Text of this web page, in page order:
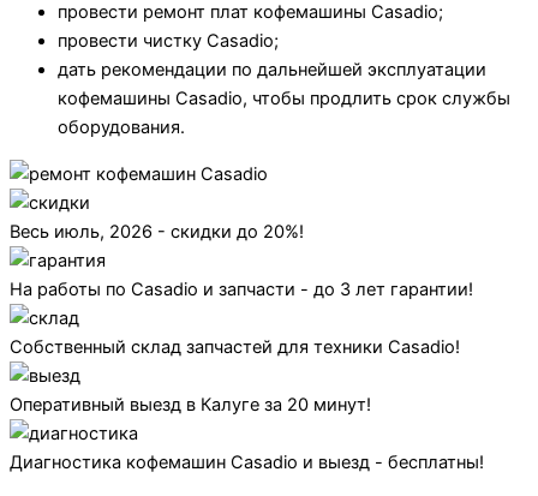
провести ремонт плат кофемашины Casadio;
провести чистку Casadio;
дать рекомендации по дальнейшей эксплуатации
кофемашины Casadio, чтобы продлить срок службы
оборудования.
Весь июль, 2026 - скидки до 20%!
На работы по Casadio и запчасти - до 3 лет гарантии!
Собственный склад запчастей для техники Casadio!
Оперативный выезд в Калуге за 20 минут!
Диагностика кофемашин Casadio и выезд - бесплатны!